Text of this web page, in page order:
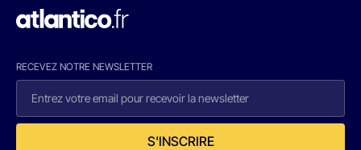
RECEVEZ NOTRE NEWSLETTER
S'INSCRIRE